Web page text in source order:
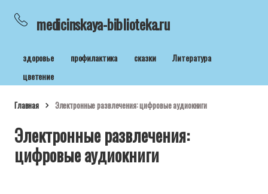
medicinskaya-biblioteka.ru
здоровье профилактика сказки
Литература
цветение
Главная Электронные развлечения: цифровые аудиокниги
Электронные развлечения:
цифровые аудиокниги